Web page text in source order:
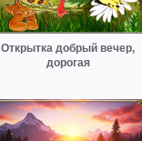
Открытка добрый вечер,
дорогая